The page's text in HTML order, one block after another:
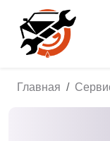
Главная